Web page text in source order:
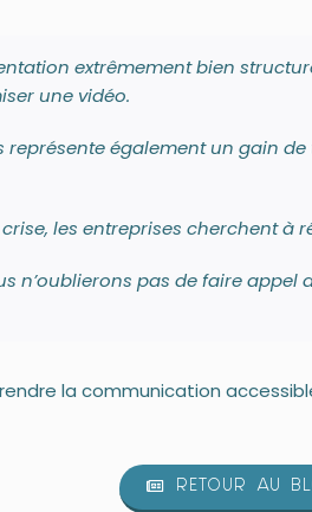
extrêmement bien
une vidéo.
représente également un gain
les entreprises cherchent à
n’oublierons pas de faire appel
la communication
RETOUR AU